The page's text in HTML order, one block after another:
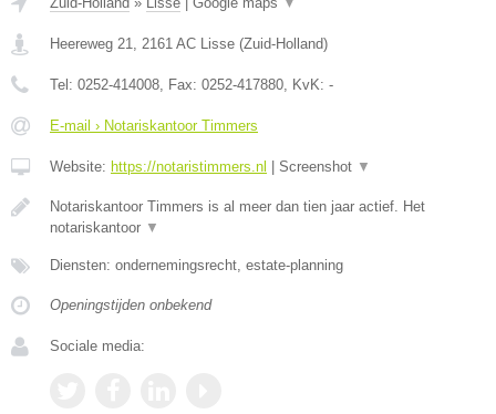
Heereweg 21, 2161 AC Lisse (Zuid-Holland)
Tel: 0252-414008, Fax: 0252-417880, KvK: -
E-mail › Notariskantoor Timmers
Website: https://notaristimmers.nl Screenshot ▼
Notariskantoor Timmers is al meer dan tien jaar actief. Het
notariskantoor ▼
Diensten: ondernemingsrecht, estate-planning
Openingstijden onbekend
Sociale media: